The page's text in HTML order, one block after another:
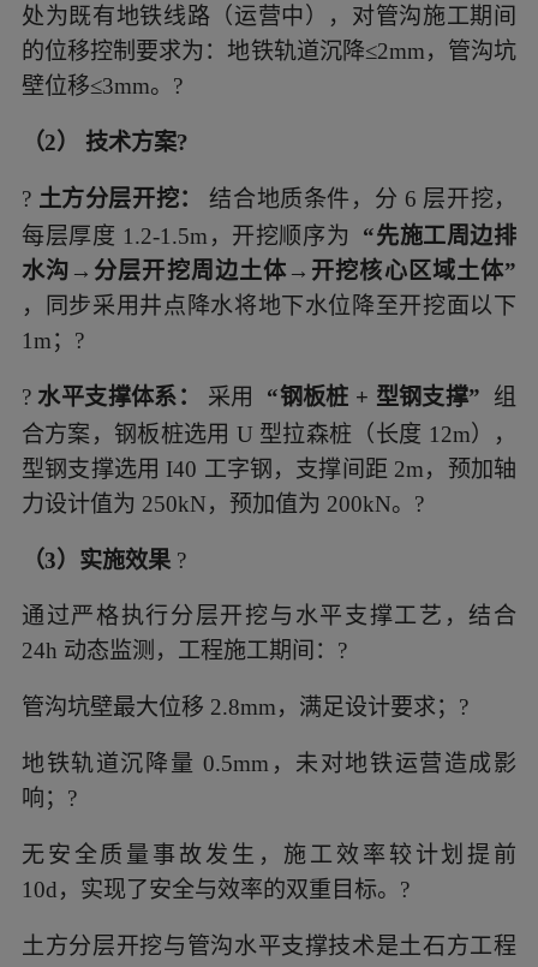
处为既有地铁线路（运营中），对管沟施工期间
的位移控制要求为：地铁轨道沉降≤2mm，管沟坑
壁位移≤3mm。?
（2） 技术方案?
? 土方分层开挖：结合地质条件，分 6 层开挖，
每层厚度 1.2-1.5m，开挖顺序为 “先施工周边排
水沟→分层开挖周边土体→开挖核心区域土体”
，同步采用井点降水将地下水位降至开挖面以下
1m；?
? 水平支撑体系： 采用 “钢板桩 + 型钢支撑” 组
合方案，钢板桩选用 U 型拉森桩（长度 12m），
型钢支撑选用 I40 工字钢，支撑间距 2m，预加轴
力设计值为 250kN，预加值为 200kN。?
（3）实施效果 ?
通过严格执行分层开挖与水平支撑工艺，结合
24h 动态监测，工程施工期间：?
管沟坑壁最大位移 2.8mm，满足设计要求；?
地铁轨道沉降量 0.5mm，未对地铁运营造成影
响；?
无安全质量事故发生，施工效率较计划提前
10d，实现了安全与效率的双重目标。?
土方分层开挖与管沟水平支撑技术是土石方工程